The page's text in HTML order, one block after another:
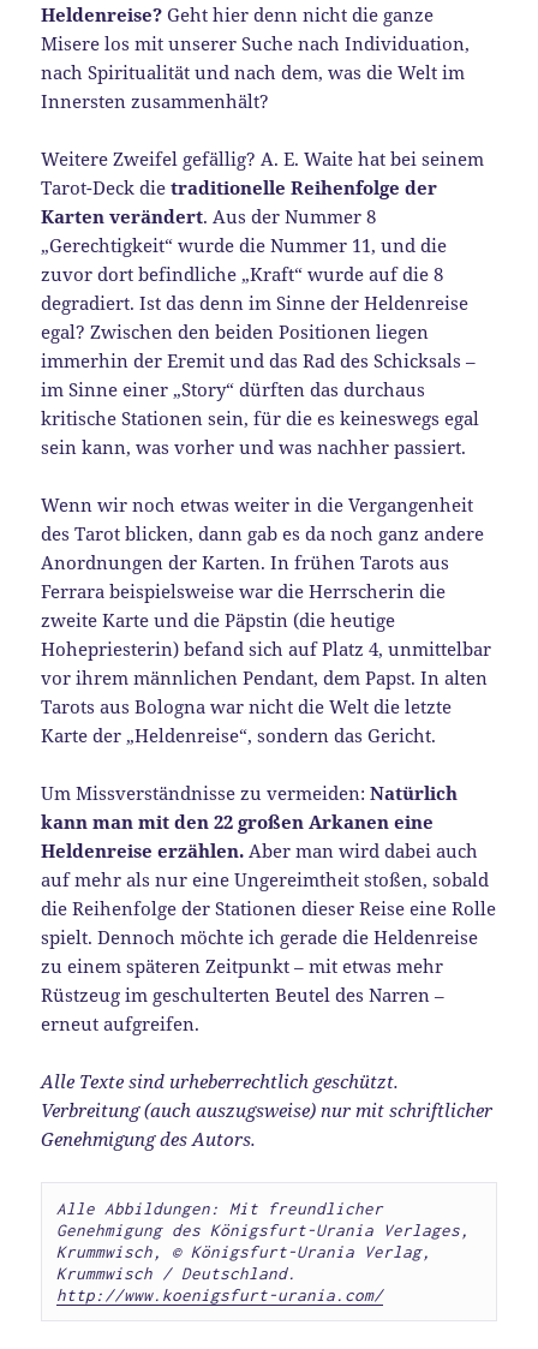
Heldenreise? Geht hier denn nicht die ganze
Misere los mit unserer Suche nach Individuation,
nach Spiritualität und nach dem, was die Welt im
Innersten zusammenhält?
Weitere Zweifel gefällig? A. E. Waite hat bei seinem
Tarot-Deck dietraditionelle Reihenfolge der
Karten verändert. Aus der Nummer 8
„Gerechtigkeit“ wurde die Nummer 11, und die
zuvor dort befindliche „Kraft“ wurde auf die 8
degradiert. Ist das denn im Sinne der Heldenreise
egal? Zwischen den beiden Positionen liegen
immerhin der Eremit und das Rad des Schicksals –
im Sinne einer „Story“ dürften das durchaus
kritische Stationen sein, für die es keineswegs egal
sein kann, was vorher und was nachher passiert.
Wenn wir noch etwas weiter in die Vergangenheit
des Tarot blicken, dann gab es da noch ganz andere
Anordnungen der Karten. In frühen Tarots aus
Ferrara beispielsweise war die Herrscherin die
zweite Karte und die Päpstin (die heutige
Hohepriesterin) befand sich auf Platz 4, unmittelbar
vor ihrem männlichen Pendant, dem Papst. In alten
Tarots aus Bologna war nicht die Welt die letzte
Karte der „Heldenreise“, sondern das Gericht.
Um Missverständnisse zu vermeiden:Natürlich
kann man mit den 22 großen Arkanen eine
Heldenreise erzählen. Aber man wird dabei auch
auf mehr als nur eine Ungereimtheit stoßen, sobald
die Reihenfolge der Stationen dieser Reise eine Rolle
spielt. Dennoch möchte ich gerade die Heldenreise
zu einem späteren Zeitpunkt – mit etwas mehr
Rüstzeug im geschulterten Beutel des Narren –
erneut aufgreifen.
Alle Texte sind urheberrechtlich geschützt.
Verbreitung (auch auszugsweise) nur mit schriftlicher
Genehmigung des Autors.
Alle Abbildungen: Mit freundlicher
Genehmigung des Königsfurt-Urania Verlages,
Krummwisch, © Königsfurt-Urania Verlag,
http://www.koenigsfurt-urania.com/